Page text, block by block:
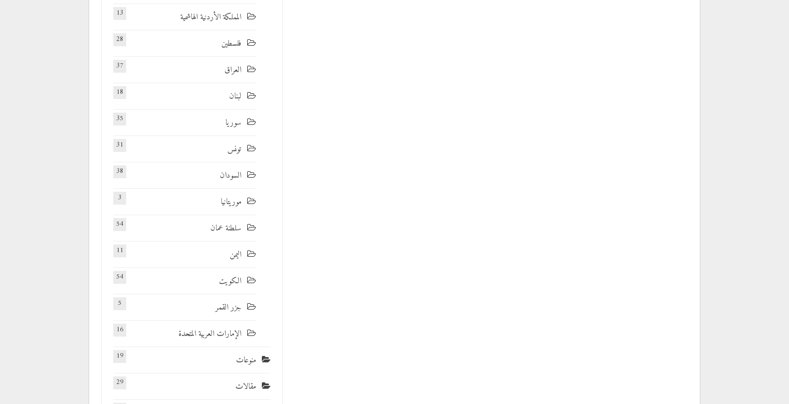
المملكة الأردنية الهاشمية 13
فلسطين 28
العراق 37
لبنان 18
سوريا 35
تونس 31
السودان 38
موريتانيا 3
سلطنة عمان 54
اليمن 11
الكويت 54
جزر القمر 5
الإمارات العربية المتحدة 16
منوعات 19
مقالات 29